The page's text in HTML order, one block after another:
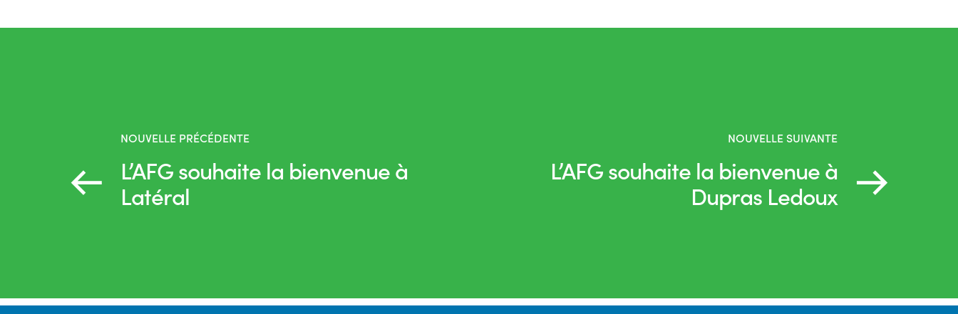
NOUVELLE PRÉCÉDENTE
L’AFG souhaite la bienvenue à
Latéral
NOUVELLE SUIVANTE
L’AFG souhaite la bienvenue à
Dupras Ledoux